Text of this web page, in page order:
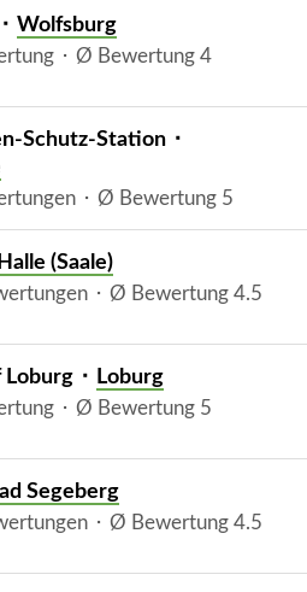
Wolfsburg
⬝ Ø Bewertung 4
Schutz-Station ⬝
⬝ Ø Bewertung 5
Halle (Saale)
⬝ Ø Bewertung 4.5
⬝ Loburg
⬝ Ø Bewertung 5
Segeberg
⬝ Ø Bewertung 4.5